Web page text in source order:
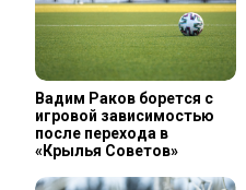
Вадим Раков борется с
игровой зависимостью
после перехода в
«Крылья Советов»